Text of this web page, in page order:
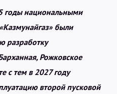
годы национальными
были
разработку
Рожковское
с тем в 2027 году
второй пусковой